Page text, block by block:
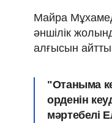
Майра
әншілік
алғысын
"Отаныма
орденін
мәртебелі